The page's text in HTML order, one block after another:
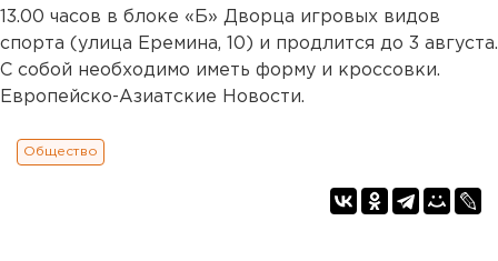
13.00 часов в блоке «Б» Дворца игровых видов
спорта (улица Еремина, 10) и продлится до 3 августа.
С собой необходимо иметь форму и кроссовки.
Европейско-Азиатские Новости.
Общество